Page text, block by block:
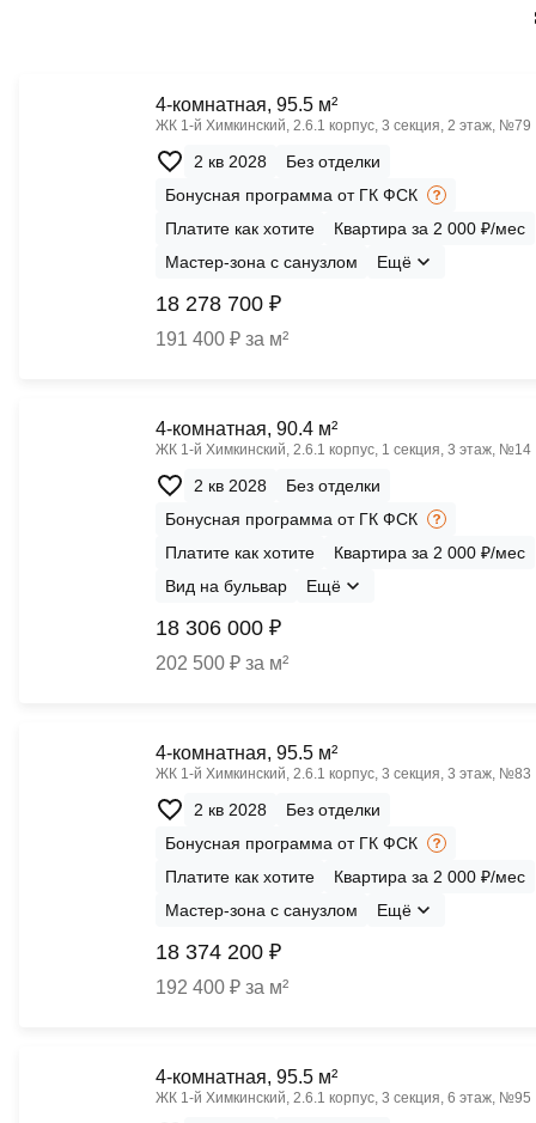
4-комнатная, 95.5 м²
ЖК 1‑й Химкинский, 2.6.1 корпус, 3 секция, 2 этаж, №79
2 кв 2028
Без отделки
Бонусная программа от ГК ФСК
Платите как хотите
Квартира за 2 000 ₽/мес
Мастер-зона с санузлом
Ещё
18 278 700 ₽
191 400 ₽ за м²
4-комнатная, 90.4 м²
ЖК 1‑й Химкинский, 2.6.1 корпус, 1 секция, 3 этаж, №14
2 кв 2028
Без отделки
Бонусная программа от ГК ФСК
Платите как хотите
Квартира за 2 000 ₽/мес
Вид на бульвар
Ещё
18 306 000 ₽
202 500 ₽ за м²
4-комнатная, 95.5 м²
ЖК 1‑й Химкинский, 2.6.1 корпус, 3 секция, 3 этаж, №83
2 кв 2028
Без отделки
Бонусная программа от ГК ФСК
Платите как хотите
Квартира за 2 000 ₽/мес
Мастер-зона с санузлом
Ещё
18 374 200 ₽
192 400 ₽ за м²
4-комнатная, 95.5 м²
ЖК 1‑й Химкинский, 2.6.1 корпус, 3 секция, 6 этаж, №95